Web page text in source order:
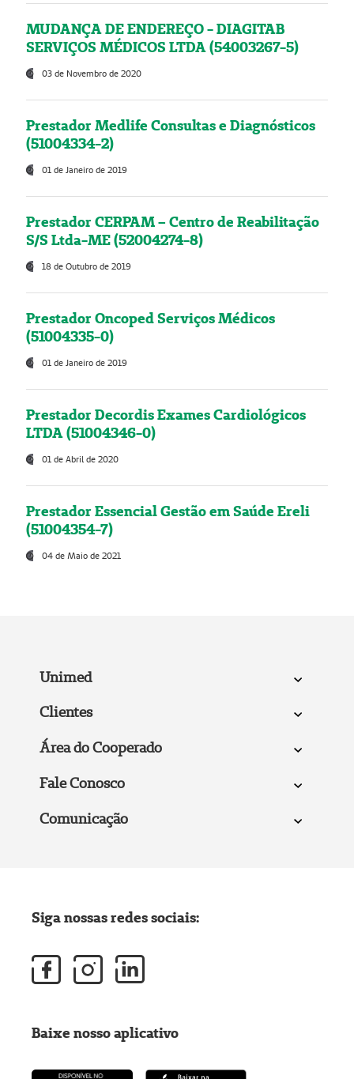
MUDANÇA DE ENDEREÇO - DIAGITAB
SERVIÇOS MÉDICOS LTDA (54003267-5)
03 de Novembro de 2020
Prestador Medlife Consultas e Diagnósticos
(51004334-2)
01 de Janeiro de 2019
Prestador CERPAM – Centro de Reabilitação
S/S Ltda-ME (52004274-8)
18 de Outubro de 2019
Prestador Oncoped Serviços Médicos
(51004335-0)
01 de Janeiro de 2019
Prestador Decordis Exames Cardiológicos
LTDA (51004346-0)
01 de Abril de 2020
Prestador Essencial Gestão em Saúde Ereli
(51004354-7)
04 de Maio de 2021
Unimed
Clientes
Área do Cooperado
Fale Conosco
Comunicação
Siga nossas redes sociais:
Baixe nosso aplicativo